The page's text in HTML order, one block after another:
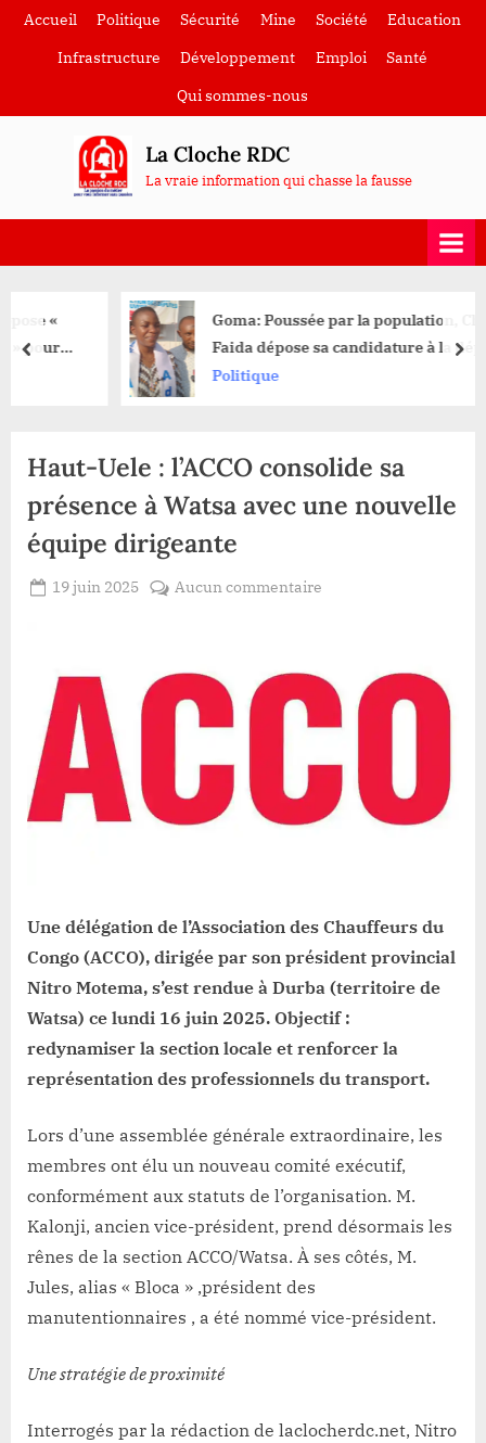
SkipAccueil Politique Sécurité Mine Société
Education
Infrastructure
Développement Emploi
Santé
Qui sommes-nous
La Cloche RDC
La vraie information qui chasse la fausse
Goma: Poussée par la population, Chantal
Faida dépose sa candidature à la députation
nationale
Politique
prev
Haut-Uele : l’ACCO consolide sa
présence à Watsa avec une nouvelle
équipe dirigeante
Posted
19 juin 2025
Aucun commentaire
l’ACCO
consolide
présence
Watsa
dirigeante
Une délégation de l’Association des Chauffeurs du
Congo (ACCO), dirigée par son président provincial
Nitro Motema, s’est rendue à Durba (territoire de
Watsa) ce lundi 16 juin 2025. Objectif :
redynamiser la section locale et renforcer la
représentation des professionnels du transport.
Lors d’une assemblée générale extraordinaire, les
membres ont élu un nouveau comité exécutif,
conformément aux statuts de l’organisation. M.
Kalonji, ancien vice-président, prend désormais les
rênes de la section ACCO/Watsa. À ses côtés, M.
Jules, alias « Bloca » ,président des
manutentionnaires , a été nommé vice-président.
Une stratégie de proximité
Interrogés par la rédaction de laclocherdc.net, Nitro